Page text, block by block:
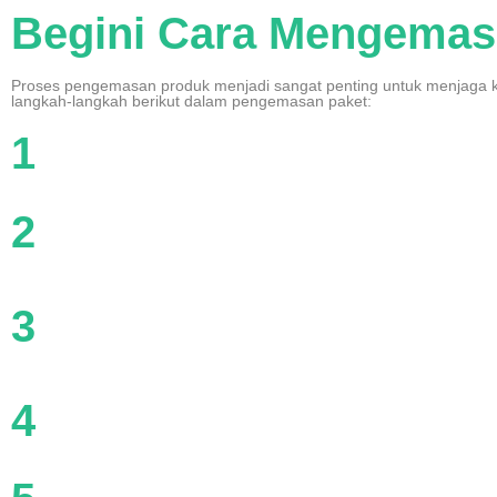
Begini Cara
Proses pengemasan produk menjadi sangat penting untuk
langkah-langkah berikut dalam pengemasan paket:
1
2
3
4